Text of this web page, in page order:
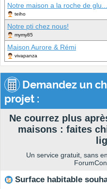
Notre maison a la roche de glu...
teiho
Notre pti chez nous!
mymy85
Maison Aurore & Rémi
vivapanza
Demandez un
projet :
Ne courrez plus
maisons : faites
Un service gratuit, sans
Surface habitable